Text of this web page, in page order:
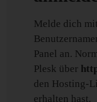
Melde dich
Panel an.
Plesk über
den Hosting-
erhalten hast.